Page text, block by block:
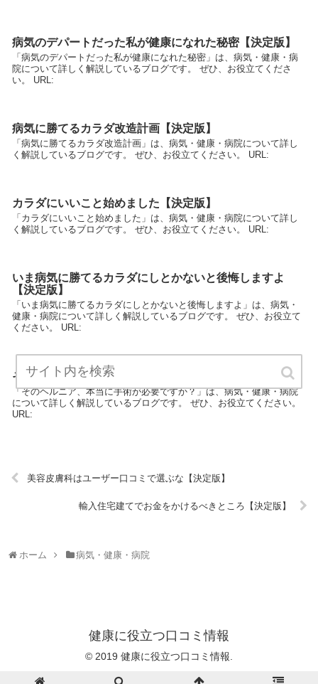
病気のデパートだった私が健康になれた秘密【決定版】
「病気のデパートだった私が健康になれた秘密」は、病気・健康・病
院について詳しく解説しているブログです。 ぜひ、お役立てくださ
い。 URL:
病気に勝てるカラダ改造計画【決定版】
「病気に勝てるカラダ改造計画」は、病気・健康・病院について詳し
く解説しているブログです。 ぜひ、お役立てください。 URL:
カラダにいいこと始めました【決定版】
「カラダにいいこと始めました」は、病気・健康・病院について詳し
く解説しているブログです。 ぜひ、お役立てください。 URL:
いま病気に勝てるカラダにしとかないと後悔しますよ
【決定版】
「いま病気に勝てるカラダにしとかないと後悔しますよ」は、病気・
健康・病院について詳しく解説しているブログです。 ぜひ、お役立て
ください。 URL:
そのヘルニア、本当に手術が必要ですか？【決定版】
「そのヘルニア、本当に手術が必要ですか？」は、病気・健康・病院
について詳しく解説しているブログです。 ぜひ、お役立てください。
URL:
美容皮膚科はユーザー口コミで選ぶな【決定版】
輸入住宅建てでお金をかけるべきところ【決定版】
ホーム 病気・健康・病院
健康に役立つ口コミ情報
© 2019 健康に役立つ口コミ情報.